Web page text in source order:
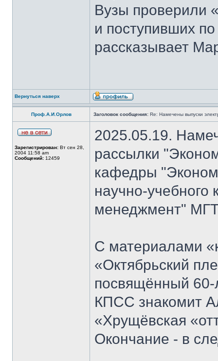
Вузы проверили
и поступивших
рассказывает
Вернуться наверх
Проф.А.И.Орлов Заголовок сообщения: Re: Намечены выпуски
Зарегистрирован: Вт сен 28,
2004 11:58 am
Сообщений: 12459
2025.05.19.
рассылки
кафедры
научно-
менеджмент"
С материалами
«Октябрьский
посвящённый 60-
КПСС знакомит
«Хрущёвская
Окончание - в